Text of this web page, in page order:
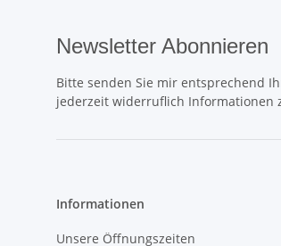
Newsletter Abonnieren
Bitte senden Sie mir entsprechend
jederzeit widerruflich Informationen
Informationen
Unsere Öffnungszeiten